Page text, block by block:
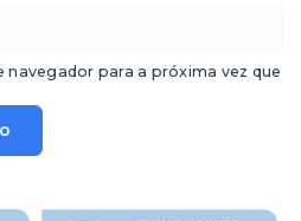
navegador para a próxima vez que